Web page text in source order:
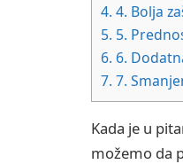
4. 4. Bolja
5. 5.
6. 6.
7. 7.
Kada je u
možemo da